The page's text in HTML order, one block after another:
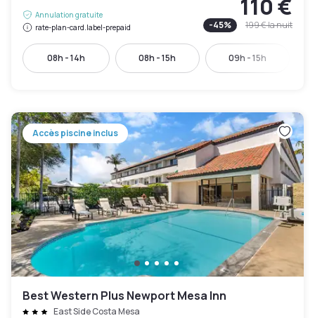
Annulation gratuite
rate-plan-card.label-prepaid
110 €
-45% 199 €la nuit
08h - 14h 08h - 15h 09h - 15h
Accès piscine inclus
Best Western Plus Newport Mesa Inn
East Side Costa Mesa